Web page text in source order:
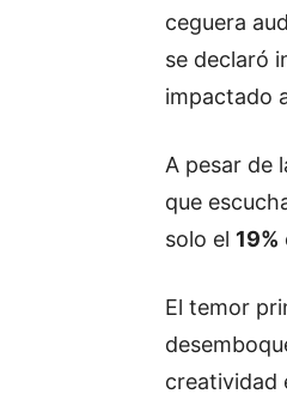
ceguera
se declaró
impactado
A pesar de
que
solo el 19%
El temor
creatividad